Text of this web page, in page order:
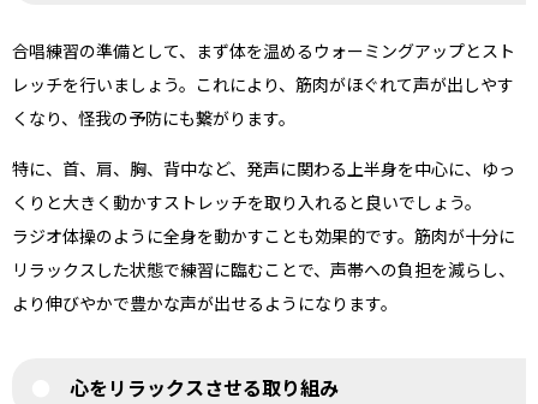
合唱練習の準備として、まず体を温めるウォーミングアップとスト
レッチを行いましょう。これにより、筋肉がほぐれて声が出しやす
くなり、怪我の予防にも繋がります。
特に、首、肩、胸、背中など、発声に関わる上半身を中心に、ゆっ
くりと大きく動かすストレッチを取り入れると良いでしょう。
ラジオ体操のように全身を動かすことも効果的です。筋肉が十分に
リラックスした状態で練習に臨むことで、声帯への負担を減らし、
より伸びやかで豊かな声が出せるようになります。
心をリラックスさせる取り組み